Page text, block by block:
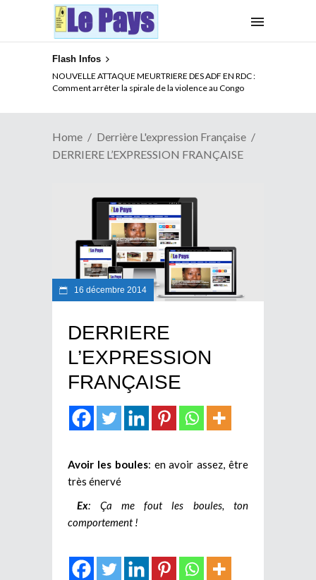
Flash Infos
NOUVELLE ATTAQUE MEURTRIERE DES ADF EN RDC :
Comment arrêter la spirale de la violence au Congo
Home
Derrière L'expression Française
DERRIERE L’EXPRESSION FRANÇAISE
16 décembre 2014
DERRIERE
L’EXPRESSION
FRANÇAISE
Avoir les boules: en avoir assez, être
très énervé
Ex: Ça me fout les boules, ton
comportement !